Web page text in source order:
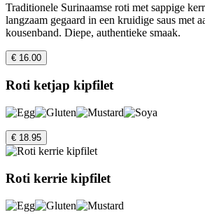
Traditionele Surinaamse roti met sappige
langzaam gegaard in een kruidige saus met
kousenband. Diepe, authentieke smaak.
€ 16.00
Roti ketjap kipfilet
€ 18.95
Roti kerrie kipfilet